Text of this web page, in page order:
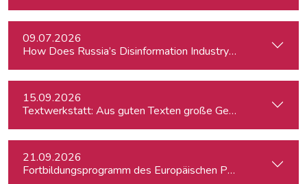
09.07.2026
How Does Russia’s Disinformation Industry Work — and
15.09.2026
Textwerkstatt: Aus guten Texten große Geschichten
21.09.2026
Fortbildungsprogramm des Europäischen Parlaments für